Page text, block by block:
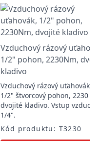
Vzduchový rázový
1/2" pohon, 2230Nm,
kladivo
Vzduchový rázový uťahovák,
1/2" štvorcový pohon, 2230
dvojité kladivo. Vstup
1/4".
Kód produktu: T3230